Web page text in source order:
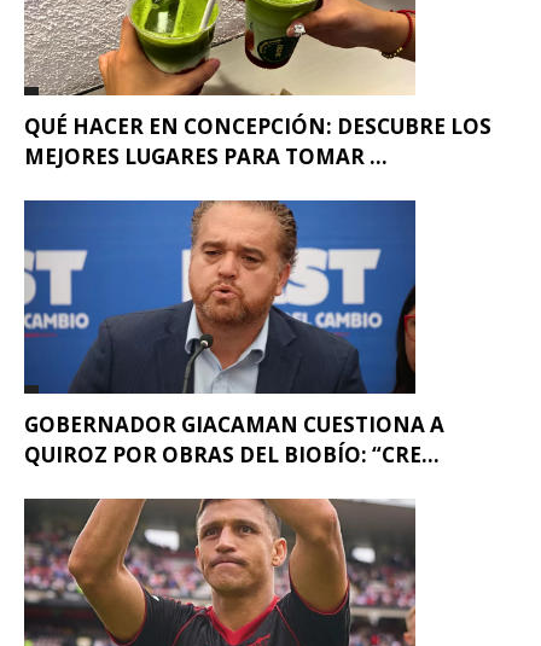
QUÉ HACER EN CONCEPCIÓN: DESCUBRE LOS
MEJORES LUGARES PARA TOMAR ...
GOBERNADOR GIACAMAN CUESTIONA A
QUIROZ POR OBRAS DEL BIOBÍO: “CRE...